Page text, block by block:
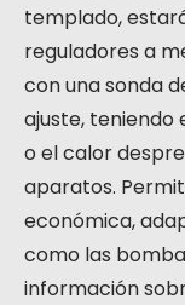
templado,
reguladores a
con una sonda
ajuste, teniendo
o el calor
aparatos.
económica,
como las
información